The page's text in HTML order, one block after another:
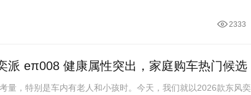
2333
派 eπ008 健康属性突出，家庭购车热门候选
量，特别是车内有老人和小孩时。今天，我们就以2026款东风奕